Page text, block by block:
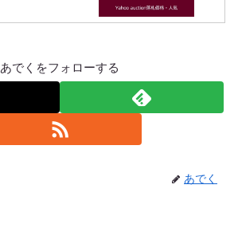
あでくをフォローする
あでく